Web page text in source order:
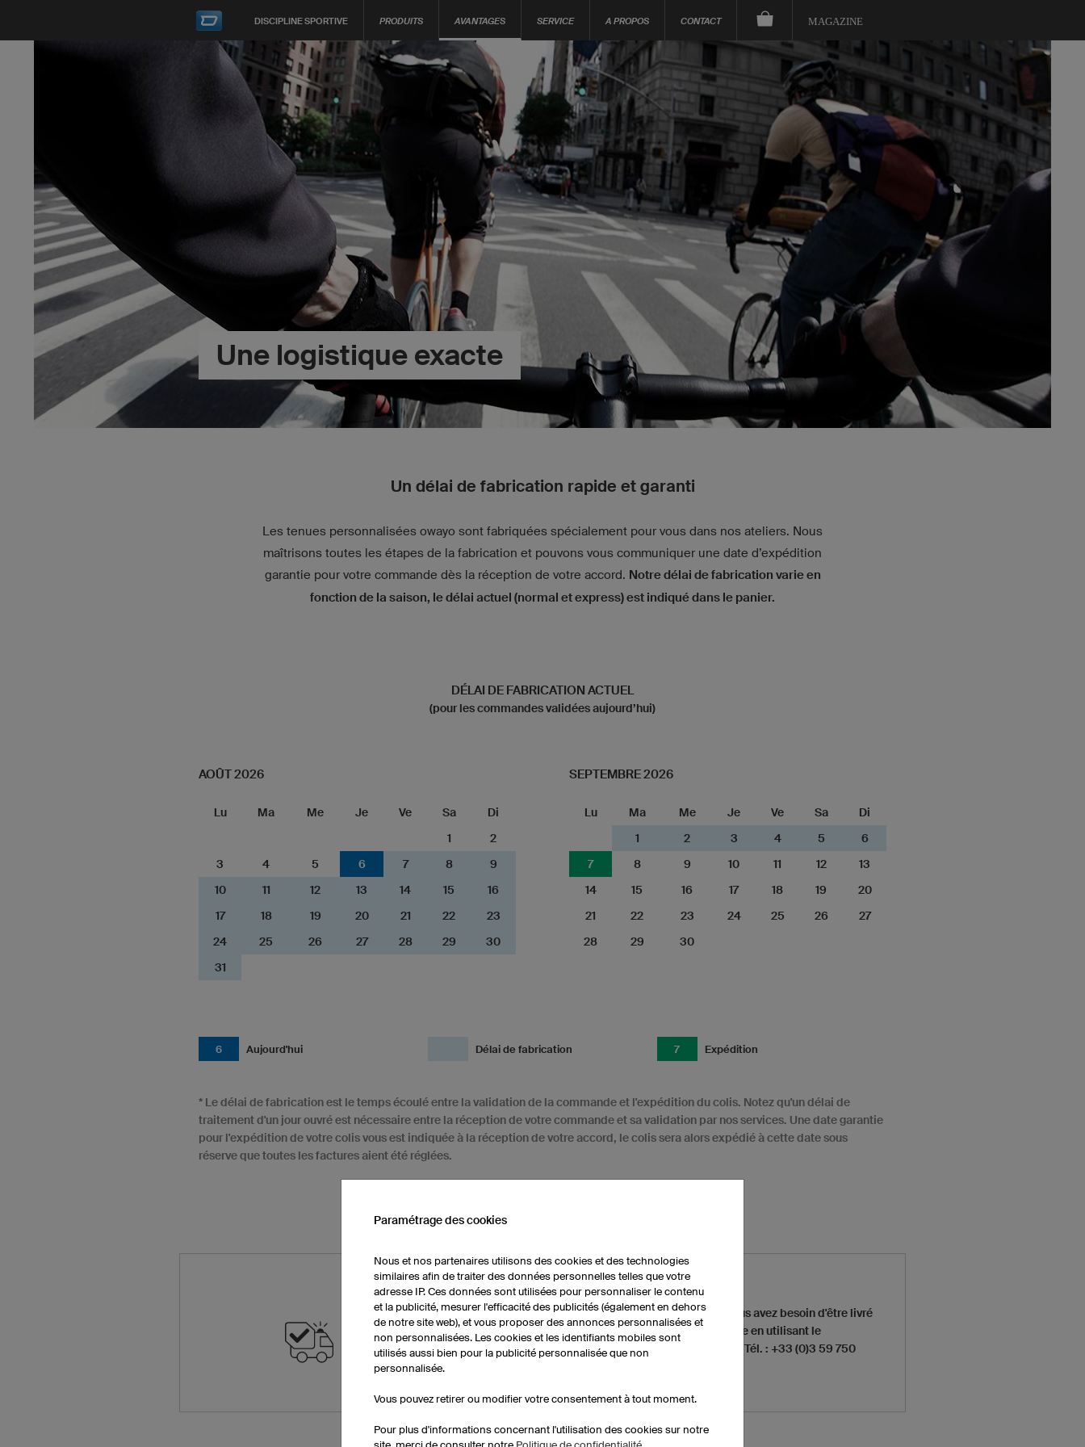
DISCIPLINE SPORTIVE PRODUITS AVANTAGES SERVICE A PROPOS CONTACT MAGAZINE
Une logistique exacte
Un délai de fabrication rapide et garanti
Les tenues personnalisées owayo sont fabriquées spécialement pour vous dans nos ateliers. Nous
maîtrisons toutes les étapes de la fabrication et pouvons vous communiquer une date d’expédition
garantie pour votre commande dès la réception de votre accord. Notre délai de fabrication varie en
fonction de la saison, le délai actuel (normal et express) est indiqué dans le panier.
DÉLAI DE FABRICATION ACTUEL
(pour les commandes validées aujourd’hui)
AOÛT 2026
Lu Ma Me Je Ve Sa
Di
1
2
3
4 5 6 7 8
9
10
11 12 13 14 15
16
17
18 19 20 21 22
23
24
25 26 27 28 29
30
31
SEPTEMBRE 2026
Lu Ma Me Je Ve Sa
Di
1
2 3 4 5
6
7
8 9 10 11 12
13
14
15 16 17 18 19
20
21
22 23 24 25 26
27
28
29 30
6 Aujourd'hui Délai de fabrication 7 Expédition
* Le délai de fabrication est le temps écoulé entre la validation de la commande et l'expédition du colis. Notez qu'un délai de
traitement d'un jour ouvré est nécessaire entre la réception de votre commande et sa validation par nos services. Une date garantie
pour l'expédition de votre colis vous est indiquée à la réception de votre accord, le colis sera alors expédié à cette date sous
réserve que toutes les factures aient été réglées.
Fabrication express
Un service defabrication expressest disponible si vous avez besoin d'être livré
plus rapidement. Contactez notre équipe commerciale en utilisant le
formulaire de fabrication expressou par téléphone au Tél. : +33 (0)3 59 750
Paramétrage des cookies
Nous et nos partenaires utilisons des cookies et des technologies
similaires afin de traiter des données personnelles telles que votre
adresse IP. Ces données sont utilisées pour personnaliser le contenu
et la publicité, mesurer l'efficacité des publicités (également en dehors
de notre site web), et vous proposer des annonces personnalisées et
non personnalisées. Les cookies et les identifiants mobiles sont
utilisés aussi bien pour la publicité personnalisée que non
personnalisée.
Vous pouvez retirer ou modifier votre consentement à tout moment.
Pour plus d'informations concernant l'utilisation des cookies sur notre
site, merci de consulter notre Politique de confidentialité